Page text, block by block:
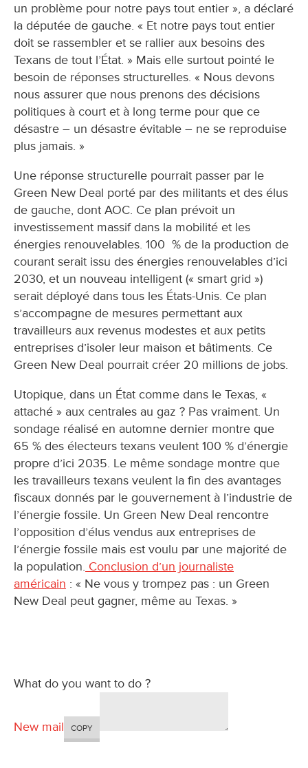
un problème pour notre pays tout entier », a déclaré
la députée de gauche. « Et notre pays tout entier
doit se rassembler et se rallier aux besoins des
Texans de tout l’État. » Mais elle surtout pointé le
besoin de réponses structurelles. « Nous devons
nous assurer que nous prenons des décisions
politiques à court et à long terme pour que ce
désastre – un désastre évitable – ne se reproduise
plus jamais. »
Une réponse structurelle pourrait passer par le
Green New Deal porté par des militants et des élus
de gauche, dont AOC. Ce plan prévoit un
investissement massif dans la mobilité et les
énergies renouvelables. 100 % de la production de
courant serait issu des énergies renouvelables d’ici
2030, et un nouveau intelligent (« smart grid »)
serait déployé dans tous les États-Unis. Ce plan
s’accompagne de mesures permettant aux
travailleurs aux revenus modestes et aux petits
entreprises d’isoler leur maison et bâtiments. Ce
Green New Deal pourrait créer 20 millions de jobs.
Utopique, dans un État comme dans le Texas, «
attaché » aux centrales au gaz ? Pas vraiment. Un
sondage réalisé en automne dernier montre que
65 % des électeurs texans veulent 100 % d’énergie
propre d’ici 2035. Le même sondage montre que
les travailleurs texans veulent la fin des avantages
fiscaux donnés par le gouvernement à l’industrie de
l’énergie fossile. Un Green New Deal rencontre
l’opposition d’élus vendus aux entreprises de
l’énergie fossile mais est voulu par une majorité de
la population. Conclusion d’un journaliste
américain : « Ne vous y trompez pas : un Green
New Deal peut gagner, même au Texas. »
What do you want to do ?
New mail COPY